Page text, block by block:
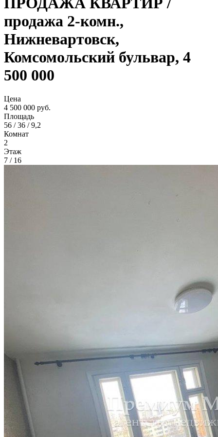
продажа 2-комн.,
Нижневартовск,
Комсомольский бульвар, 4
500 000
Цена
4 500 000 руб.
Площадь
56 / 36 / 9,2
Комнат
2
Этаж
7 / 16